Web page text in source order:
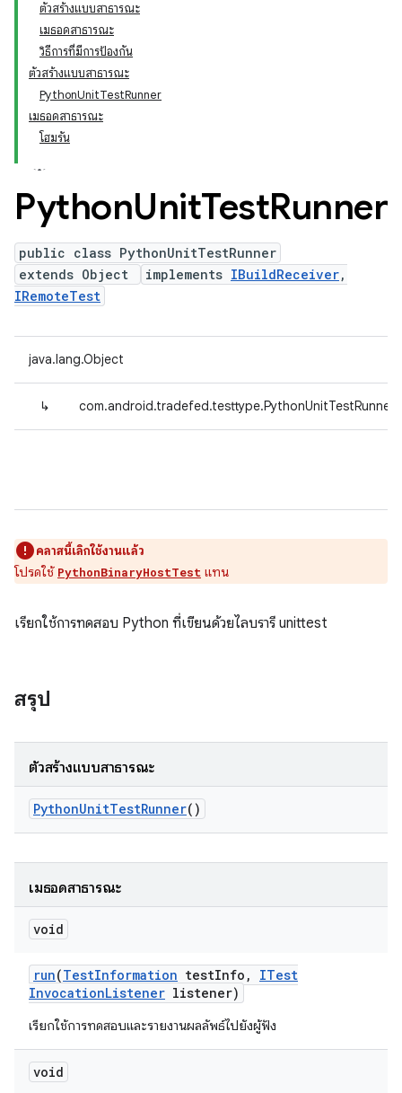
ตัวสร้างแบบสาธารณะ
เมธอดสาธารณะ
วิธีการที่มีการป้องกัน
ตัวสร้างแบบสาธารณะ
PythonUnitTestRunner
เมธอดสาธารณะ
โฮมรัน
PythonUnitTestRunner
public class PythonUnitTestRunner
extends Object
implements IBuildReceiver,
IRemoteTest
java.lang.Object
↳ com.android.tradefed.testtype.PythonUnitTestRunner
คลาสนี้เลิกใช้งานแล้ว
โปรดใช้ PythonBinaryHostTest แทน
เรียกใช้การทดสอบ Python ที่เขียนด้วยไลบรารี unittest
สรุป
ตัวสร้างแบบสาธารณะ
PythonUnitTestRunner()
เมธอดสาธารณะ
void
run(TestInformation testInfo ,
ITest
InvocationListener listener)
เรียกใช้การทดสอบและรายงานผลลัพธ์ไปยังผู้ฟัง
void